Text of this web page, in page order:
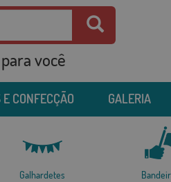
você
CONFECÇÃO GALERIA
Galhardetes